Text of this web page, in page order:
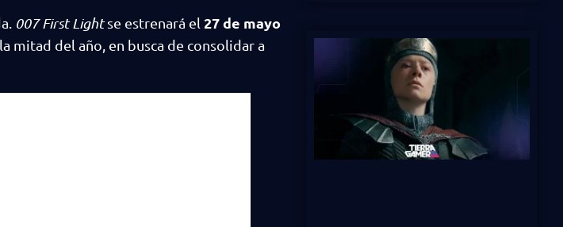
007 First Lightse estrenará el 27 de mayo
mitad del año, en busca de consolidar a